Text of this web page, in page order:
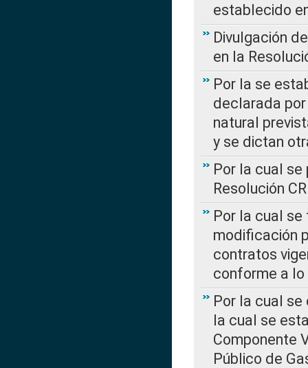
establecido
Divulgación
en la
Por la se
declarada
natural
y se dictan
Por la cual
Resolución
Por la cual
modificación
contratos
conforme a lo
Por la cual se
la cual se
Componente
Público de